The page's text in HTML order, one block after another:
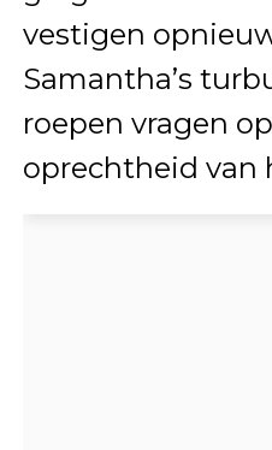
vestigen
Samantha’s
roepen vragen
oprechtheid van